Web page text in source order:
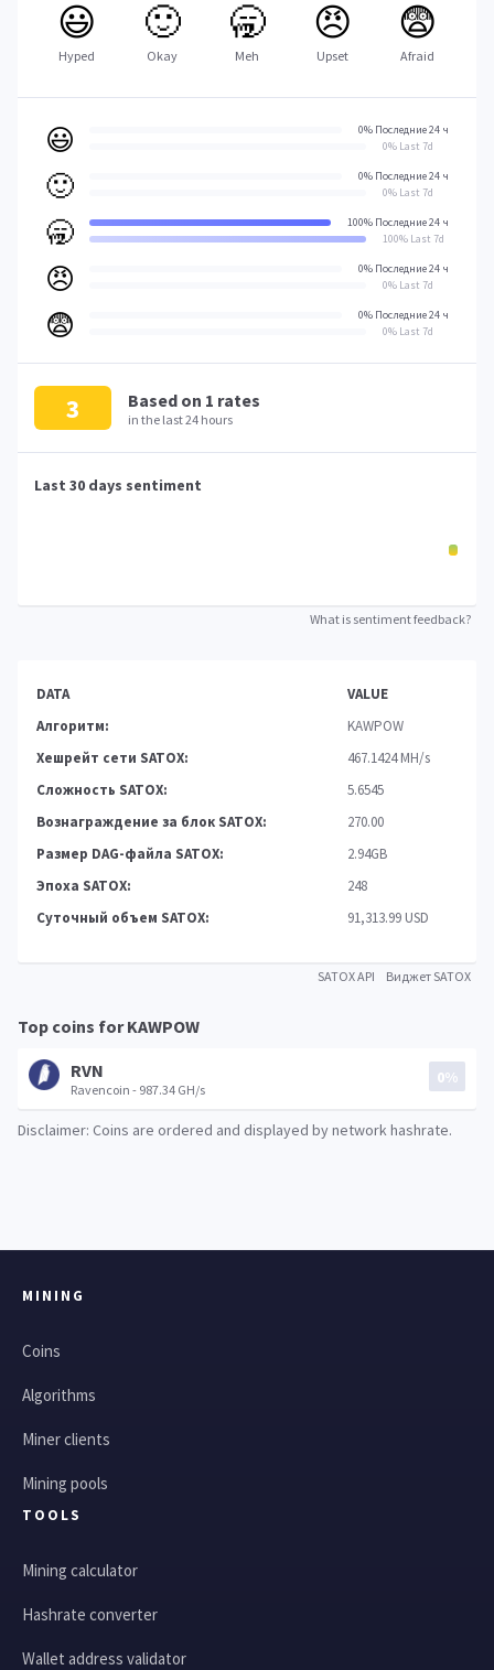
😃
Hyped
🙂
Okay
🥱
Meh
😠
Upset
😨
Afraid
😃
0% Последние 24 ч
0% Last 7d
🙂
0% Последние 24 ч
0% Last 7d
🥱
100% Последние 24 ч
100% Last 7d
😠
0% Последние 24 ч
0% Last 7d
😨
0% Последние 24 ч
0% Last 7d
3 Based on 1 rates
in the last 24 hours
Last 30 days sentiment
What is sentiment feedback?
DATA
VALUE
Алгоритм:
KAWPOW
Хешрейт сети SATOX:
467.1424 MH/s
Сложность SATOX:
5.6545
Вознаграждение за блок SATOX:
270.00
Размер DAG-файла SATOX:
2.94GB
Эпоха SATOX:
248
Суточный объем SATOX:
91,313.99 USD
SATOX API Виджет SATOX
Top coins for KAWPOW
RVN
Ravencoin - 987.34 GH/s
0%
Disclaimer: Coins are ordered and displayed by network hashrate.
MINING
Coins
Algorithms
Miner clients
Mining pools
TOOLS
Mining calculator
Hashrate converter
Wallet address validator